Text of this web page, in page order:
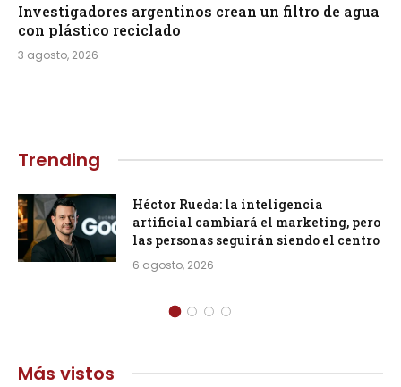
Investigadores argentinos crean un filtro de agua
con plástico reciclado
3 agosto, 2026
Trending
Héctor Rueda: la inteligencia
artificial cambiará el marketing, pero
las personas seguirán siendo el centro
6 agosto, 2026
Más vistos